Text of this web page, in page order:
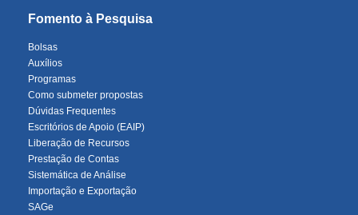
Fomento à Pesquisa
Bolsas
Auxílios
Programas
Como submeter propostas
Dúvidas Frequentes
Escritórios de Apoio (EAIP)
Liberação de Recursos
Prestação de Contas
Sistemática de Análise
Importação e Exportação
SAGe